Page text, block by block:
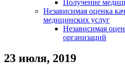
Получение
Независимая оценка
медицинских услуг
Независимая
организаций
23 июля, 2019